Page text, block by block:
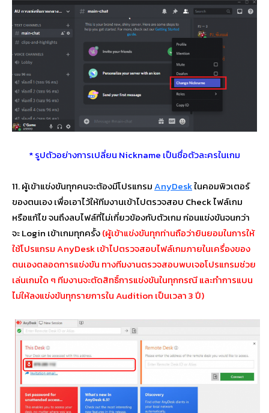
* รูปตัวอย่างการเปลี่ยน Nickname เป็นชื่อตัวละครในเกม
11. ผู้เข้าแข่งขันทุกคนจะต้องมีโปรแกรมAnyDeskในคอมพิวเตอร์
ของตนเอง เพื่อเอาไว้ให้ทีมงานเข้าไปตรวจสอบ Check ไฟล์เกม
หรือแก้ไข จนถึงลบไฟล์ที่ไม่เกี่ยวข้องกับตัวเกม ก่อนแข่งขันจนกว่า
จะ Login เข้าเกมทุกครั้ง(ผู้เข้าแข่งขันทุกท่านถือว่ายินยอมในการให้
ใช้โปรแกรม AnyDesk เข้าไปตรวจสอบไฟล์เกมภายในเครื่องของ
ตนเองตลอดการแข่งขัน ทางทีมงานตรวจสอบพบเจอโปรแกรมช่วย
เล่นเกมใด ๆ ทีมงานจะตัดสิทธิ์การแข่งขันในทุกกรณี และทำการแบน
ไม่ให้ลงแข่งขันทุกรายการใน Audition เป็นเวลา 3 ปี)